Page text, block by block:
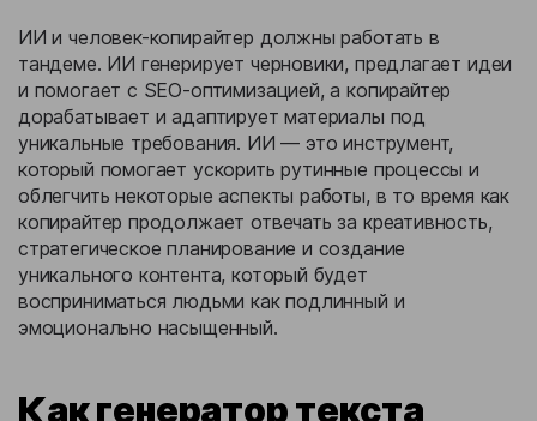
ИИ и человек-копирайтер должны работать в
тандеме. ИИ генерирует черновики, предлагает идеи
и помогает с SEO-оптимизацией, а копирайтер
дорабатывает и адаптирует материалы под
уникальные требования. ИИ — это инструмент,
который помогает ускорить рутинные процессы и
облегчить некоторые аспекты работы, в то время как
копирайтер продолжает отвечать за креативность,
стратегическое планирование и создание
уникального контента, который будет
восприниматься людьми как подлинный и
эмоционально насыщенный.
Как генератор текста